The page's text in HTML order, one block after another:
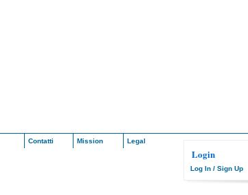
Contatti Mission Legal
Login
Log In / Sign Up